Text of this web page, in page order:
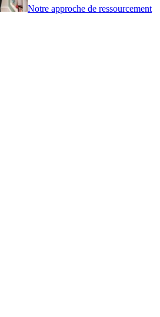
Notre approche de ressourcement